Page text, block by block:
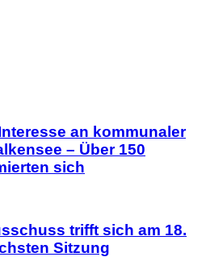
an kommunaler
– Über 150
sich
trifft sich am 18.
Sitzung